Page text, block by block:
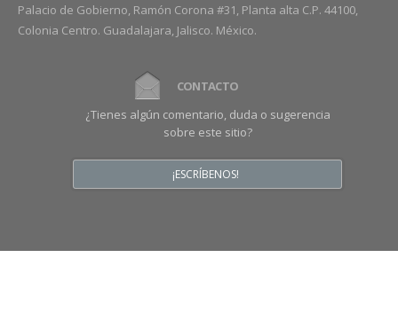
Palacio de Gobierno, Ramón Corona #31, Planta alta C.P. 44100,
Colonia Centro. Guadalajara, Jalisco. México.
CONTACTO
¿Tienes algún comentario, duda o sugerencia
sobre este sitio?
¡ESCRÍBENOS!